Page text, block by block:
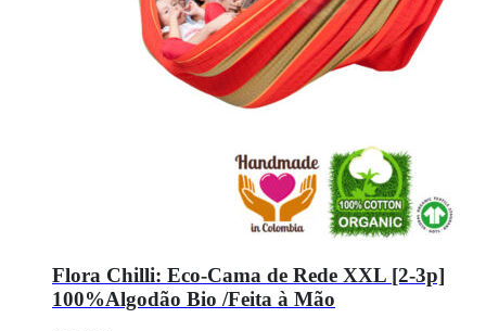
Flora Chilli: Eco-Cama de Rede XXL [2-3p]
100%Algodão Bio /Feita à Mão